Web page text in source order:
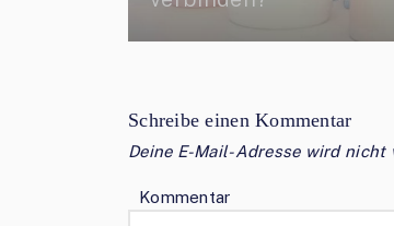
Schreibe einen Kommentar
Deine E-Mail-Adresse wird
Kommentar